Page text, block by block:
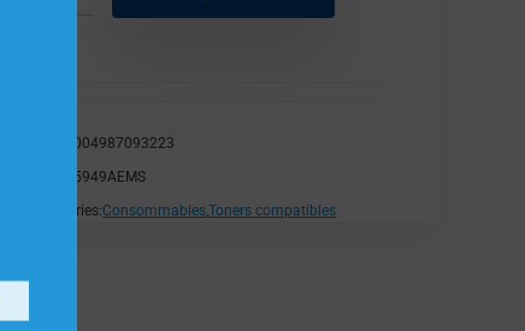
9004987093223
Q5949AEMS
Catégories:Consommables,Toners compatibles